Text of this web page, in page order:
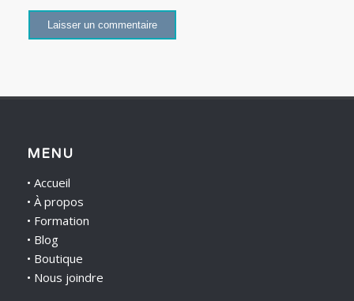
MENU
• Accueil
• À propos
• Formation
• Blog
• Boutique
• Nous joindre